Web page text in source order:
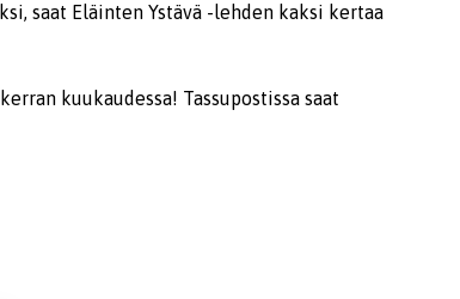
saat Eläinten Ystävä -lehden kaksi kertaa
kuukaudessa! Tassupostissa saat